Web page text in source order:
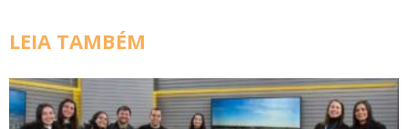
LEIA TAMBÉM